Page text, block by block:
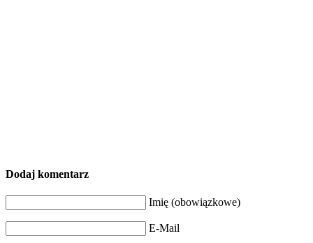
Dodaj komentarz
Imię (obowiązkowe)
E-Mail